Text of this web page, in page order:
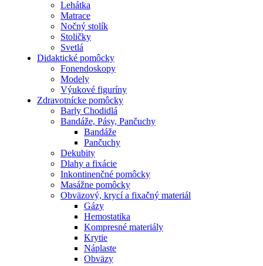
Lehátka
Matrace
Nočný stolík
Stoličky
Svetlá
Didaktické pomôcky
Fonendoskopy
Modely
Výukové figuríny
Zdravotnícke pomôcky
Barly Chodidlá
Bandáže, Pásy, Pančuchy
Bandáže
Pančuchy
Dekubity
Dlahy a fixácie
Inkontinenčné pomôcky
Masážne pomôcky
Obväzový, krycí a fixačný materiál
Gázy
Hemostatika
Kompresné materiály
Krytie
Náplaste
Obväzy